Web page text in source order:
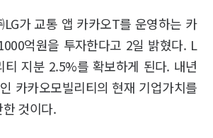
LG가 교통 앱 카카오T를 운영하는 카
억원을 투자한다고 2일 밝혔다. L
티 지분 2.5%를 확보하게 된다. 내년
카카오모빌리티의 현재 기업가치를
것이다.